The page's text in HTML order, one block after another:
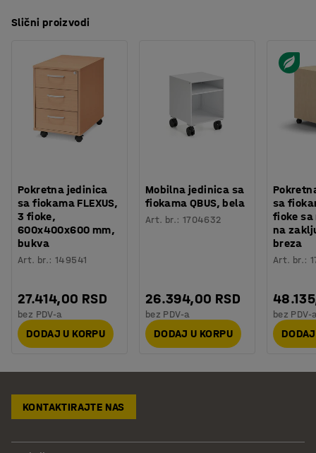
Slični proizvodi
Pokretna jedinica
sa fiokama FLEXUS,
3 fioke,
600x400x600 mm,
bukva
Art. br.:149541
27.414,00 RSD
bez PDV-a
DODAJ U KORPU
Mobilna jedinica sa
fiokama QBUS, bela
Art. br.: 1704632
26.394,00 RSD
bez PDV-a
DODAJ U KORPU
sa
fioke
na
breza
Art. br.:
bez PDV-
KONTAKTIRAJTE NAS